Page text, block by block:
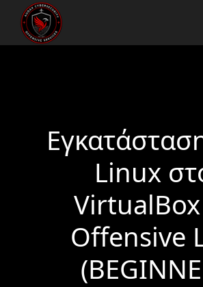
Linux
Offensive